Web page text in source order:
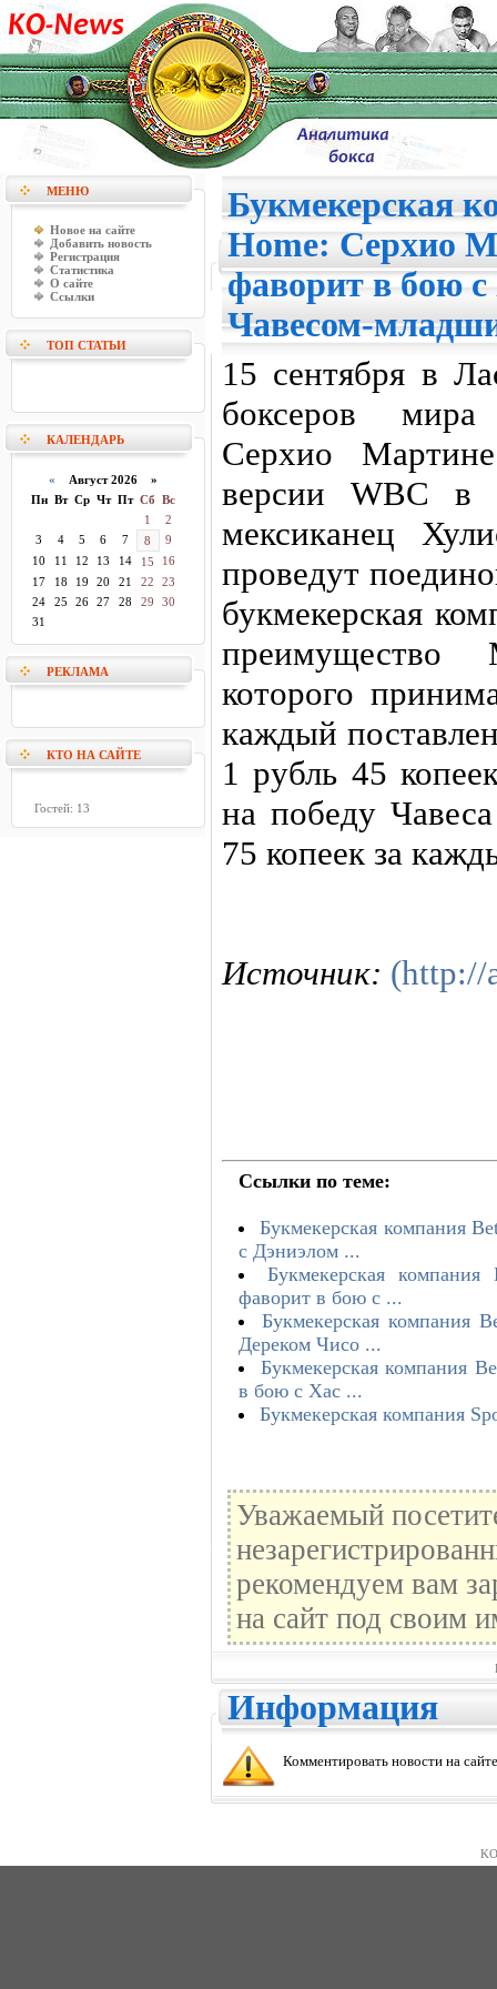
МЕНЮ
Новое на сайте
Добавить новость
Регистрация
Статистика
О сайте
Ссылки
ТОП СТАТЬИ
КАЛЕНДАРЬ
« Август 2026 »
Пн Вт Ср Чт Пт Сб Вс
1
2
3
4 5 6 7 8
9
10
11 12 13 14 15
16
17
18 19 20 21 22
23
24
25 26 27 28 29
30
31
РЕКЛАМА
КТО НА САЙТЕ
Гостей: 13
Букмекерская
Home: Серхио
фаворит в бою
Чавесом-
15 сентября в
боксеров мира
Серхио
версии WBC в
мексиканец
проведут
букмекерская
преимущество
которого
каждый
1 рубль 45
на победу
75 копеек за
Источник: (http://
Ссылки по теме:
Букмекерская компания
с Дэниэлом ...
Букмекерская
фаворит в бою с ...
Букмекерская
Дереком Чисо ...
Букмекерская компания
в бою с Хас ...
Букмекерская компания
Уважаемый
рекомендуем вам
на сайт под своим
Информация
Комментировать новости на